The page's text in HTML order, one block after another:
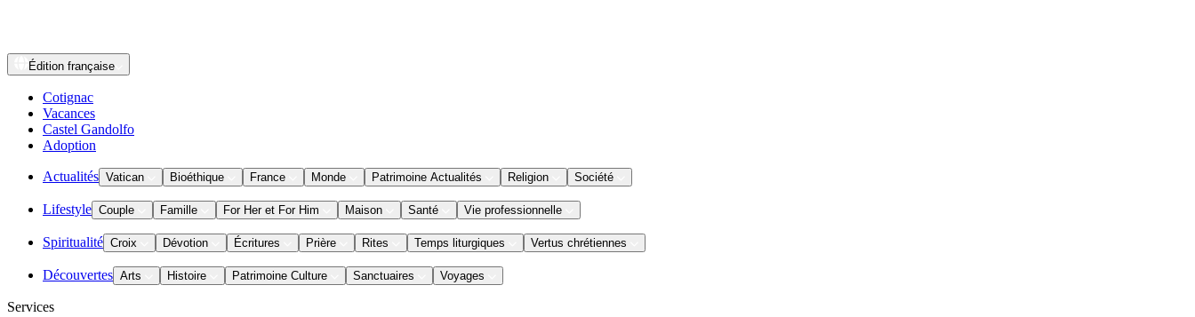
Édition française
Cotignac
Vacances
Castel Gandolfo
Adoption
Actualités Vatican Bioéthique France Monde Patrimoine Actualités Religion Société
Lifestyle Couple Famille For Her et For Him Maison Santé Vie professionnelle
Spiritualité Croix Dévotion Écritures Prière Rites Temps liturgiques Vertus chrétiennes
Découvertes Arts Histoire Patrimoine Culture Sanctuaires Voyages
Services